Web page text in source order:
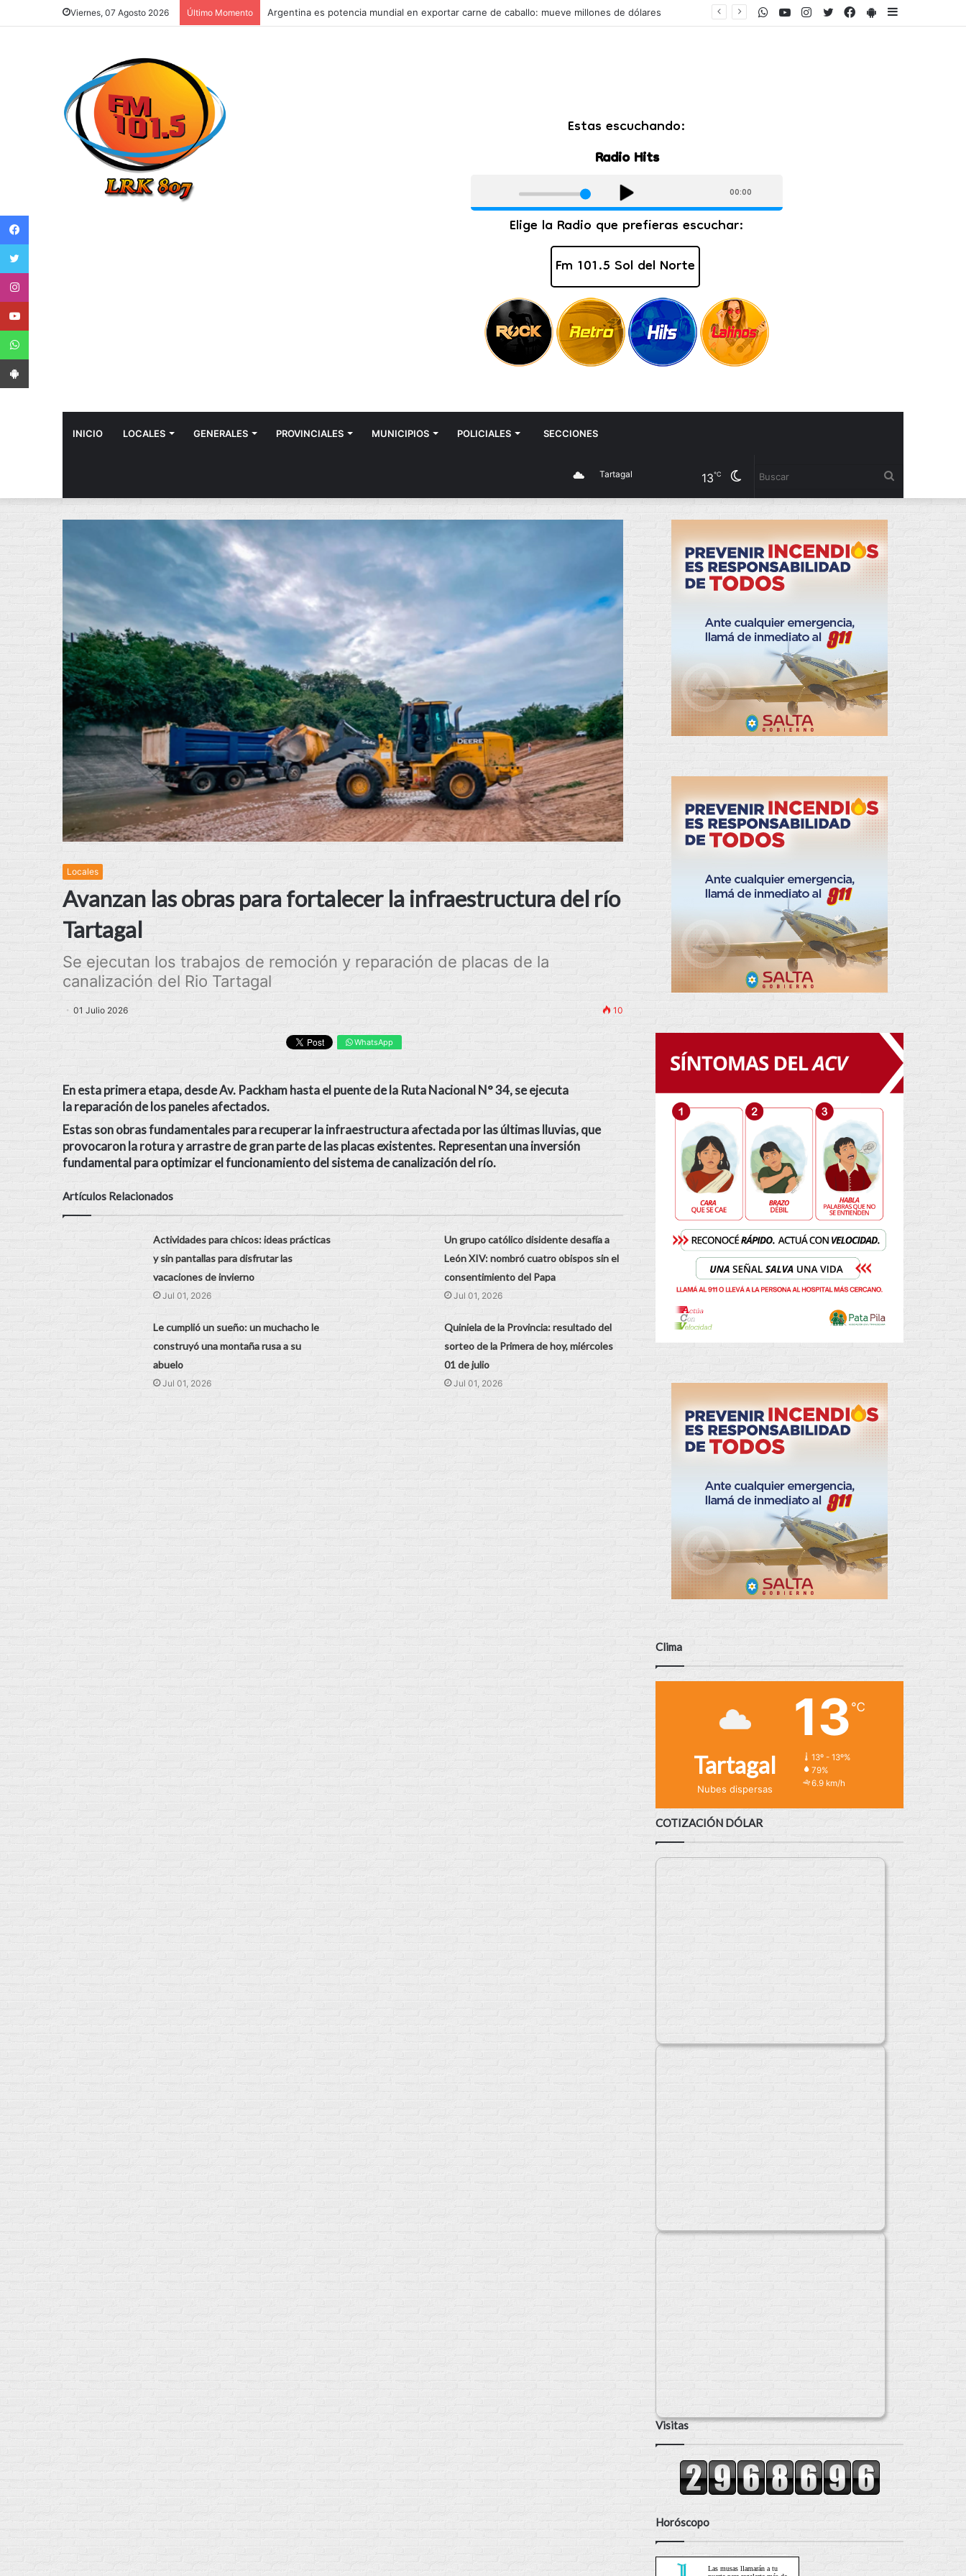
Viernes, 07 Agosto 2026 Último Momento Ley de Tierras: el drástico giro de último momento para conseguir los votos en el Senado PlayStore
Facebook
Twitter
Instagram
Youtube
WhatsApp
INICIO LOCALES GENERALES PROVINCIALES MUNICIPIOS POLICIALES SECCIONES
Cambiar
modo
Tartagal 13℃
Locales
Avanzan las obras para fortalecer la infraestructura del río
Tartagal
Se ejecutan los trabajos de remoción y reparación de placas de la
canalización del Rio Tartagal
01 Julio 2026 10
WhatsApp
En estaprimera etapa, desdeAv. Packham hasta el puente de la Ruta Nacional N° 34, se ejecuta
lareparación de los paneles afectados.
Estas sonobras fundamentalespararecuperar la infraestructura afectada por las últimas lluvias, que
provocaron la rotura y arrastre de gran parte de las placas existentes. Representan una inversión
fundamental para optimizar el funcionamiento del sistema de canalización del río.
Artículos Relacionados
Actividades para chicos: ideas prácticas
y sin pantallas para disfrutar las
vacaciones de invierno
Jul 01, 2026
Un grupo católico disidente desafía a
León XIV: nombró cuatro obispos sin el
consentimiento del Papa
Jul 01, 2026
Le cumplió un sueño: un muchacho le
construyó una montaña rusa a su
abuelo
Jul 01, 2026
Quiniela de la Provincia: resultado del
sorteo de la Primera de hoy, miércoles
01 de julio
Jul 01, 2026
Clima
Tartagal
Nubes dispersas
13 ℃
13º - 13º%
79%
6.9 km/h
COTIZACIÓN DÓLAR
Visitas
Horóscopo